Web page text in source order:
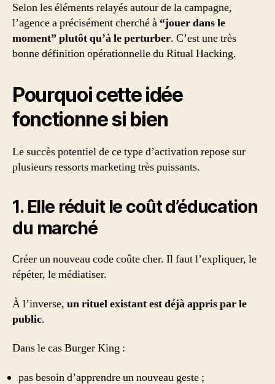
Selon les éléments relayés autour de la campagne,
l’agence a précisément cherché à “jouer dans le
moment” plutôt qu’à le perturber. C’est une très
bonne définition opérationnelle du Ritual Hacking.
Pourquoi cette idée
fonctionne si bien
Le succès potentiel de ce type d’activation repose sur
plusieurs ressorts marketing très puissants.
1. Elle réduit le coût d’éducation
du marché
Créer un nouveau code coûte cher. Il faut l’expliquer, le
répéter, le médiatiser.
À l’inverse, un rituel existant est déjà appris par le
public.
Dans le cas Burger King :
pas besoin d’apprendre un nouveau geste ;